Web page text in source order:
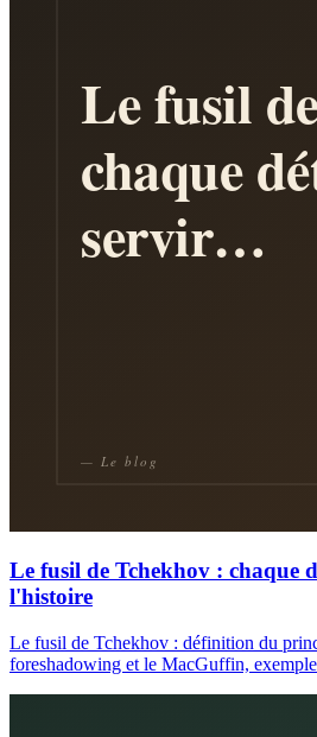
Le fusil de Tchekhov : chaque
l'histoire
Le fusil de Tchekhov : définition du
foreshadowing et le MacGuffin,